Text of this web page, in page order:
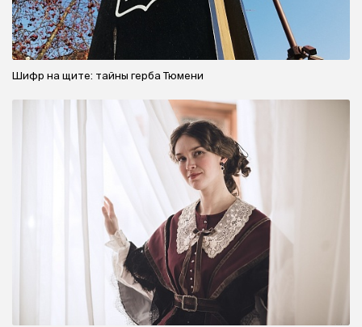
Шифр на щите: тайны герба Тюмени